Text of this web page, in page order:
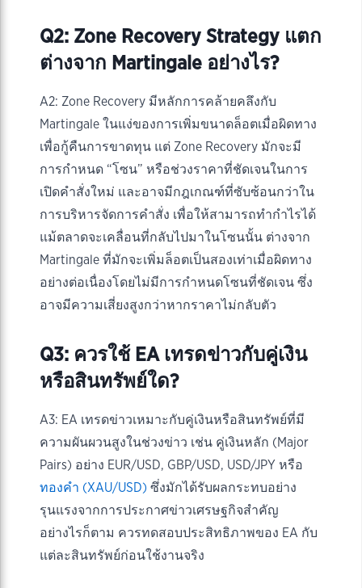
Q2: Zone Recovery Strategy แตก
ต่างจาก Martingale อย่างไร?
A2: Zone Recovery มีหลักการคล้ายคลึงกับ
Martingale ในแง่ของการเพิ่มขนาดล็อตเมื่อผิดทาง
เพื่อกู้คืนการขาดทุน แต่ Zone Recovery มักจะมี
การกำหนด “โซน” หรือช่วงราคาที่ชัดเจนในการ
เปิดคำสั่งใหม่ และอาจมีกฎเกณฑ์ที่ซับซ้อนกว่าใน
การบริหารจัดการคำสั่ง เพื่อให้สามารถทำกำไรได้
แม้ตลาดจะเคลื่อนที่กลับไปมาในโซนนั้น ต่างจาก
Martingale ที่มักจะเพิ่มล็อตเป็นสองเท่าเมื่อผิดทาง
อย่างต่อเนื่องโดยไม่มีการกำหนดโซนที่ชัดเจน ซึ่ง
อาจมีความเสี่ยงสูงกว่าหากราคาไม่กลับตัว
Q3: ควรใช้ EA เทรดข่าวกับคู่เงิน
หรือสินทรัพย์ใด?
A3: EA เทรดข่าวเหมาะกับคู่เงินหรือสินทรัพย์ที่มี
ความผันผวนสูงในช่วงข่าว เช่น คู่เงินหลัก (Major
Pairs) อย่าง EUR/USD, GBP/USD, USD/JPY หรือ
ทองคำ (XAU/USD) ซึ่งมักได้รับผลกระทบอย่าง
รุนแรงจากการประกาศข่าวเศรษฐกิจสำคัญ
อย่างไรก็ตาม ควรทดสอบประสิทธิภาพของ EA กับ
แต่ละสินทรัพย์ก่อนใช้งานจริง